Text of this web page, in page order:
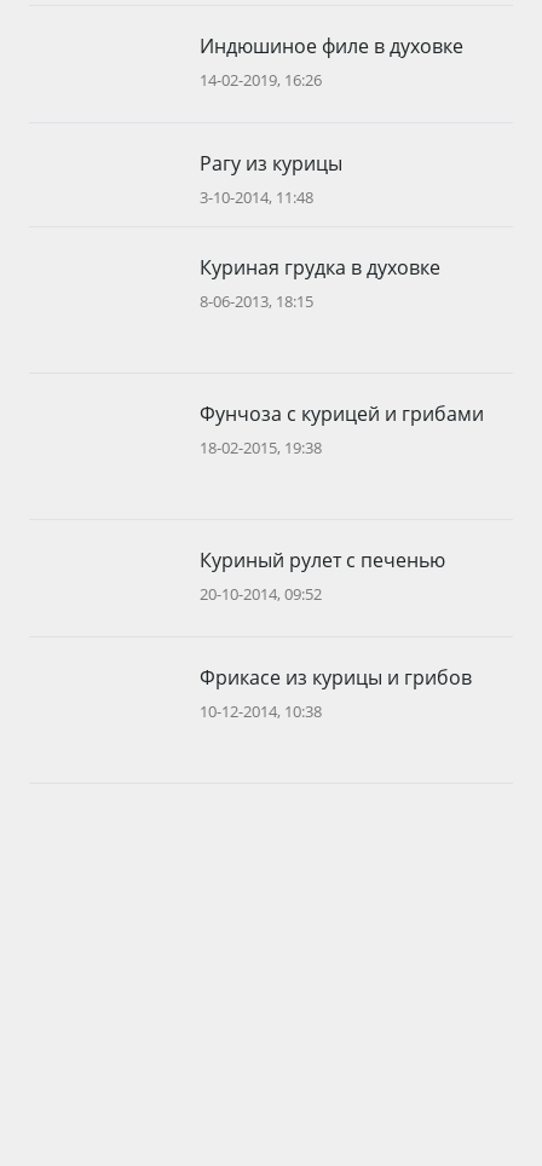
Индюшиное филе в духовке
14-02-2019, 16:26
Рагу из курицы
3-10-2014, 11:48
Куриная грудка в духовке
8-06-2013, 18:15
Фунчоза с курицей и грибами
18-02-2015, 19:38
Куриный рулет с печенью
20-10-2014, 09:52
Фрикасе из курицы и грибов
10-12-2014, 10:38